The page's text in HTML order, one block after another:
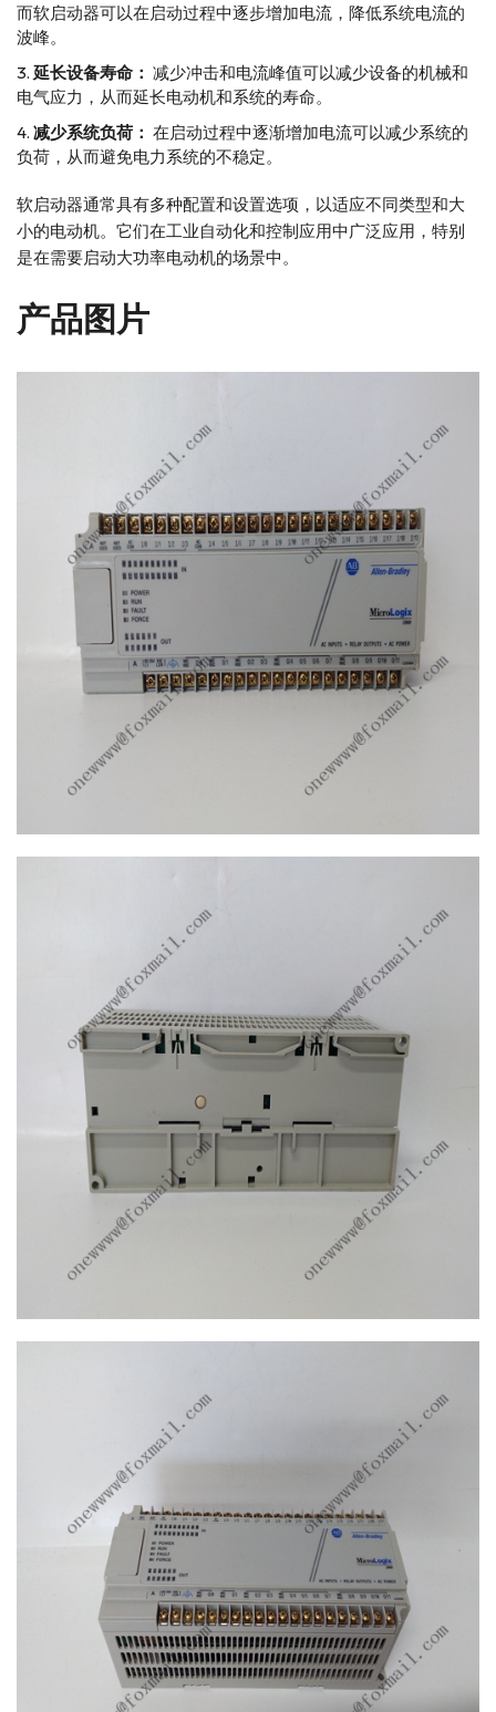
而软启动器可以在启动过程中逐步增加电流，降低系统电流的
波峰。
延长设备寿命： 减少冲击和电流峰值可以减少设备的机械和
电气应力，从而延长电动机和系统的寿命。
减少系统负荷： 在启动过程中逐渐增加电流可以减少系统的
负荷，从而避免电力系统的不稳定。
软启动器通常具有多种配置和设置选项，以适应不同类型和大
小的电动机。它们在工业自动化和控制应用中广泛应用，特别
是在需要启动大功率电动机的场景中。
产品图片